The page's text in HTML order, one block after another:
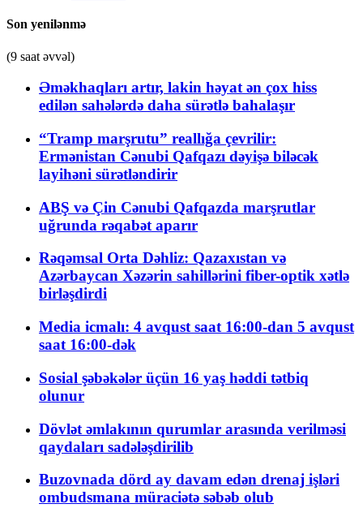
Son yenilənmə
(9 saat əvvəl)
Əməkhaqları artır, lakin həyat ən çox hiss
edilən sahələrdə daha sürətlə bahalaşır
“Tramp marşrutu” reallığa çevrilir:
Ermənistan Cənubi Qafqazı dəyişə biləcək
layihəni sürətləndirir
ABŞ və Çin Cənubi Qafqazda marşrutlar
uğrunda rəqabət aparır
Rəqəmsal Orta Dəhliz: Qazaxıstan və
Azərbaycan Xəzərin sahillərini fiber-optik xətlə
birləşdirdi
Media icmalı: 4 avqust saat 16:00-dan 5 avqust
saat 16:00-dək
Sosial şəbəkələr üçün 16 yaş həddi tətbiq
olunur
Dövlət əmlakının qurumlar arasında verilməsi
qaydaları sadələşdirilib
Buzovnada dörd ay davam edən drenaj işləri
ombudsmana müraciətə səbəb olub